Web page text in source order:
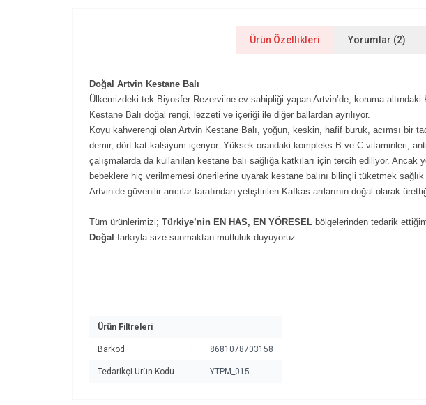
Ürün Özellikleri Yorumlar (2)
Doğal Artvin Kestane Balı
Ülkemizdeki tek Biyosfer Rezervi’ne ev sahipliği yapan Artvin’de, koruma
Kestane Balı doğal rengi, lezzeti ve içeriği ile diğer ballardan ayrılıyor.
Koyu kahverengi olan Artvin Kestane Balı, yoğun, keskin, hafif buruk, acımsı bir
demir, dört kat kalsiyum içeriyor. Yüksek orandaki kompleks B ve C vitaminleri,
çalışmalarda da kullanılan kestane balı sağlığa katkıları için tercih ediliyor.
bebeklere hiç verilmemesi önerilerine uyarak kestane balını bilinçli tüketmek sağlık
Artvin’de güvenilir arıcılar tarafından yetiştirilen Kafkas arılarının doğal olarak
Tüm ürünlerimizi; Türkiye’nin EN HAS, EN YÖRESEL bölgelerinden tedarik
Doğal farkıyla size sunmaktan mutluluk duyuyoruz.
Ürün Filtreleri
Barkod : 8681078703158
Tedarikçi Ürün Kodu : YTPM_015